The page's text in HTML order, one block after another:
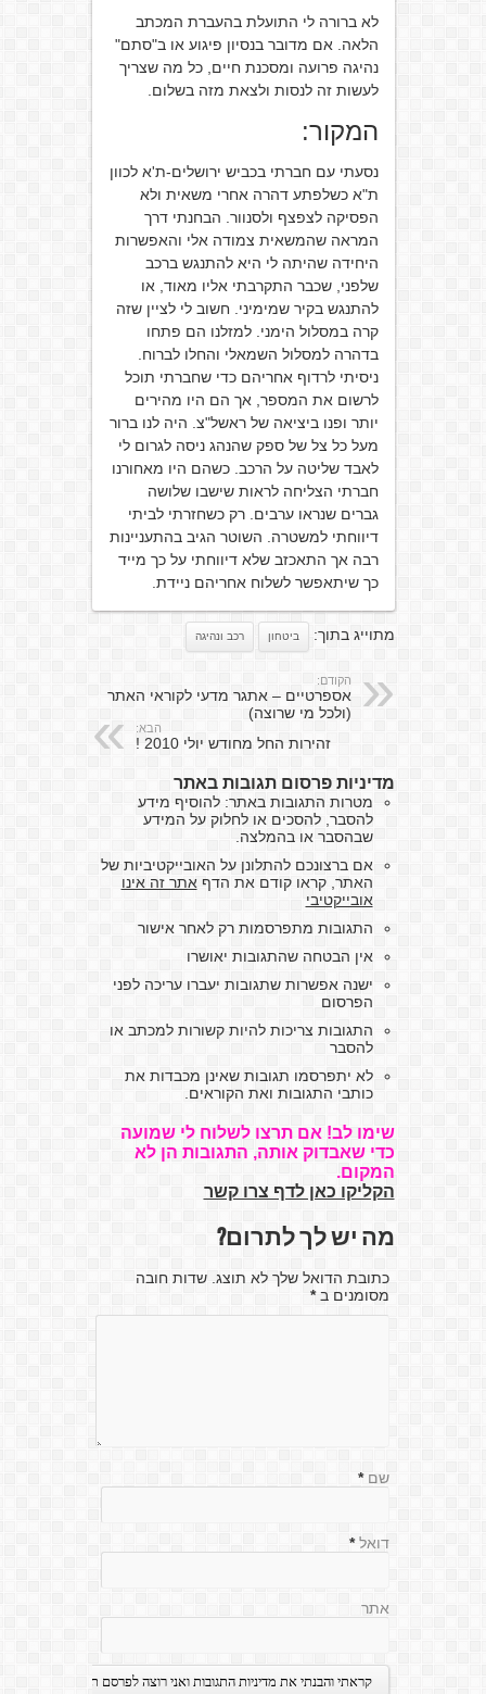
לא ברורה לי התועלת בהעברת המכתב
הלאה. אם מדובר בנסיון פיגוע או ב"סתם"
נהיגה פרועה ומסכנת חיים, כל מה שצריך
לעשות זה לנסות ולצאת מזה בשלום.
המקור:
נסעתי עם חברתי בכביש ירושלים-ת'א לכוון
ת"א כשלפתע דהרה אחרי משאית ולא
הפסיקה לצפצף ולסנוור. הבחנתי דרך
המראה שהמשאית צמודה אלי והאפשרות
היחידה שהיתה לי היא להתנגש ברכב
שלפני, שכבר התקרבתי אליו מאוד, או
להתנגש בקיר שמימיני. חשוב לי לציין שזה
קרה במסלול הימני. למזלנו הם פתחו
בדהרה למסלול השמאלי והחלו לברוח.
ניסיתי לרדוף אחריהם כדי שחברתי תוכל
לרשום את המספר, אך הם היו מהירים
יותר ופנו ביציאה של ראשל"צ. היה לנו ברור
מעל כל צל של ספק שהנהג ניסה לגרום לי
לאבד שליטה על הרכב. כשהם היו מאחורנו
חברתי הצליחה לראות שישבו שלושה
גברים שנראו ערבים. רק כשחזרתי לביתי
דיווחתי למשטרה. השוטר הגיב בהתעניינות
רבה אך התאכזב שלא דיווחתי על כך מייד
כך שיתאפשר לשלוח אחריהם ניידת.
מתוייג בתוך: ביטחון רכב ונהיגה
הקודם:
אספרטיים – אתגר מדעי לקוראי האתר
(ולכל מי שרוצה)
הבא:
זהירות החל מחודש יולי 2010 !
מדיניות פרסום תגובות באתר
מטרות התגובות באתר: להוסיף מידע
להסבר, להסכים או לחלוק על המידע
שבהסבר או בהמלצה.
אם ברצונכם להתלונן על האובייקטיביות של
האתר, קראו קודם את הדף אתר זה אינו
אובייקטיבי
התגובות מתפרסמות רק לאחר אישור
אין הבטחה שהתגובות יאושרו
ישנה אפשרות שתגובות יעברו עריכה לפני
הפרסום
התגובות צריכות להיות קשורות למכתב או
להסבר
לא יתפרסמו תגובות שאינן מכבדות את
כותבי התגובות ואת הקוראים.
שימו לב! אם תרצו לשלוח לי שמועה
כדי שאבדוק אותה, התגובות הן לא
המקום.
הקליקו כאן לדף צרו קשר
מה יש לך לתרום?
כתובת הדואל שלך לא תוצג. שדות חובה
מסומנים ב*
שם *
דואל *
אתר